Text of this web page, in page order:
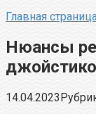
Главная
Нюансы
14.04.2023